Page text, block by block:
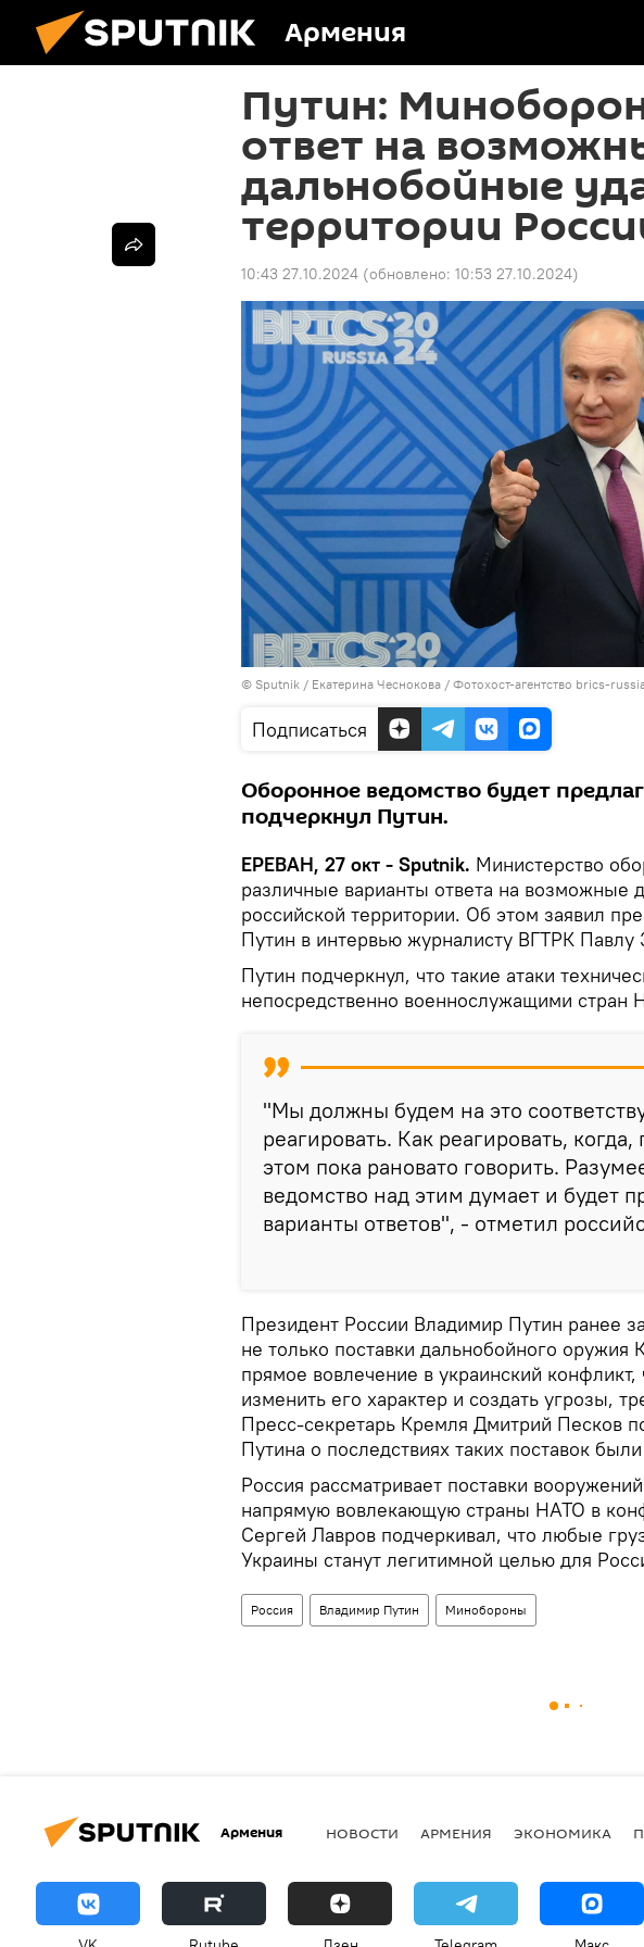
Армения
Путин:
ответ на
дальнобойные
территории
10:43 27.10.2024 (обновлено: 10:53 27.10.2024)
© Sputnik / Екатерина Чеснокова / Фотохост-агентство brics-
Подписаться
Оборонное ведомство будет
подчеркнул Путин.
ЕРЕВАН, 27 окт - Sputnik. Министерство
различные варианты ответа на возможные
российской территории. Об этом заявил
Путин в интервью журналисту ВГТРК Павлу
Путин подчеркнул, что такие атаки
непосредственно военнослужащими стран
"Мы должны будем на это
реагировать. Как реагировать,
этом пока рановато говорить.
ведомство над этим думает и будет
варианты ответов", - отметил
Президент России Владимир Путин ранее
не только поставки дальнобойного оружия
прямое вовлечение в украинский
изменить его характер и создать угрозы,
Пресс-секретарь Кремля Дмитрий Песков
Путина о последствиях таких поставок
Россия рассматривает поставки
напрямую вовлекающую страны НАТО в
Сергей Лавров подчеркивал, что любые
Украины станут легитимной целью для
Россия Владимир Путин Минобороны
Армения НОВОСТИ АРМЕНИЯ ЭКОНОМИКА